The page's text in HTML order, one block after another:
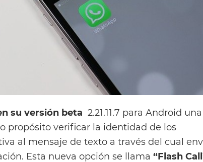
su versión beta 2.21.11.7 para Android una
propósito verificar la identidad de los
al mensaje de texto a través del cual
Esta nueva opción se llama “Flash